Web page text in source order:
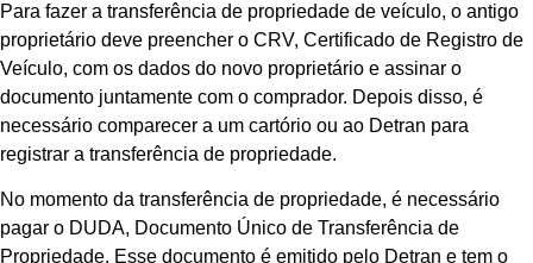
Para fazer a transferência de propriedade de veículo, o antigo
proprietário deve preencher o CRV, Certificado de Registro de
Veículo, com os dados do novo proprietário e assinar o
documento juntamente com o comprador. Depois disso, é
necessário comparecer a um cartório ou ao Detran para
registrar a transferência de propriedade.
No momento da transferência de propriedade, é necessário
pagar o DUDA, Documento Único de Transferência de
Propriedade. Esse documento é emitido pelo Detran e tem o